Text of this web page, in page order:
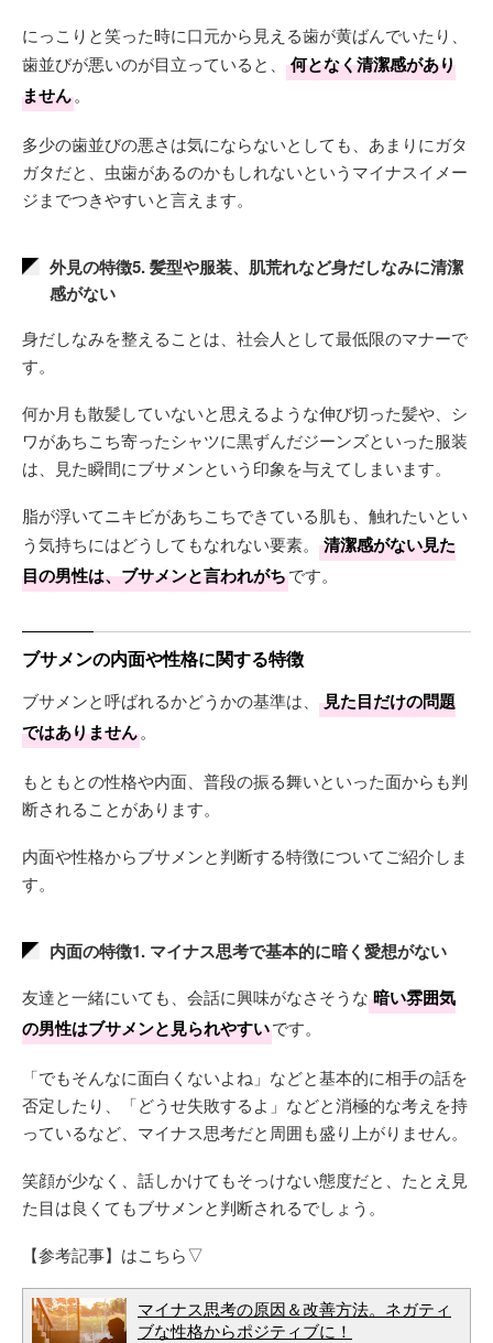
にっこりと笑った時に口元から見える歯が黄ばんでいたり、
歯並びが悪いのが目立っていると、
何となく清潔感があり
ません。
多少の歯並びの悪さは気にならないとしても、あまりにガタ
ガタだと、虫歯があるのかもしれないというマイナスイメー
ジまでつきやすいと言えます。
外見の特徴5. 髪型や服装、肌荒れなど身だしなみに清潔
感がない
身だしなみを整えることは、社会人として最低限のマナーで
す。
何か月も散髪していないと思えるような伸び切った髪や、シ
ワがあちこち寄ったシャツに黒ずんだジーンズといった服装
は、見た瞬間にブサメンという印象を与えてしまいます。
脂が浮いてニキビがあちこちできている肌も、触れたいとい
う気持ちにはどうしてもなれない要素。
清潔感がない見た
目の男性は、ブサメンと言われがちです。
ブサメンの内面や性格に関する特徴
ブサメンと呼ばれるかどうかの基準は、
見た目だけの問題
ではありません。
もともとの性格や内面、普段の振る舞いといった面からも判
断されることがあります。
内面や性格からブサメンと判断する特徴についてご紹介しま
す。
内面の特徴1. マイナス思考で基本的に暗く愛想がない
友達と一緒にいても、会話に興味がなさそうな 暗い雰囲気
の男性はブサメンと見られやすいです。
「でもそんなに面白くないよね」などと基本的に相手の話を
否定したり、「どうせ失敗するよ」などと消極的な考えを持
っているなど、マイナス思考だと周囲も盛り上がりません。
笑顔が少なく、話しかけてもそっけない態度だと、たとえ見
た目は良くてもブサメンと判断されるでしょう。
【参考記事】はこちら▽
マイナス思考の原因＆改善方法。ネガティ
ブな性格からポジティブに！